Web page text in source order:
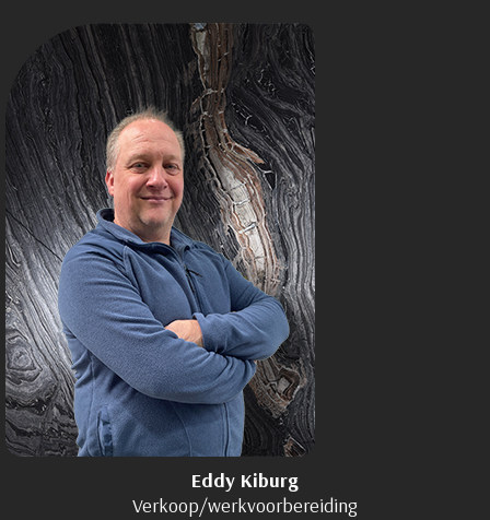
Eddy Kiburg
Verkoop/werkvoorbereiding